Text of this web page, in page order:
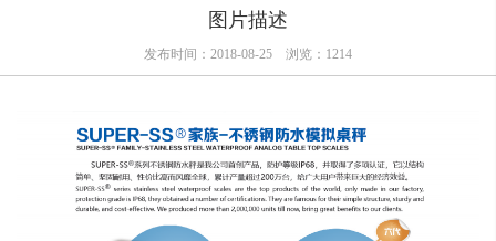
图片描述
发布时间：2018-08-25 浏览： 1214